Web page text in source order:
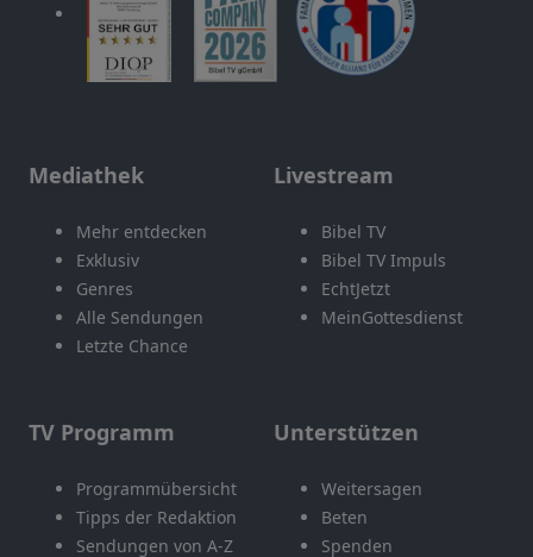
Mediathek
Mehr entdecken
Exklusiv
Genres
Alle Sendungen
Letzte Chance
Livestream
Bibel TV
Bibel TV Impuls
EchtJetzt
MeinGottesdienst
TV Programm
Programmübersicht
Tipps der Redaktion
Sendungen von A-Z
Unterstützen
Weitersagen
Beten
Spenden